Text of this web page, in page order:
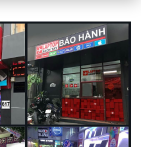
cải tiến nhiệt khác giúp hệ thống của
cả khi làm việc với nhiều ứng dụng.
vi cài đặt rộng nhất để bạn có thể
sự cân bằng hoàn hảo giữa hiệu
và thời gian chạy pin.